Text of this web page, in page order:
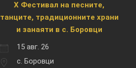
X Фестивал на песните,
танците, традиционните храни
и занаяти в с. Боровци
15 авг. 26
с. Боровци